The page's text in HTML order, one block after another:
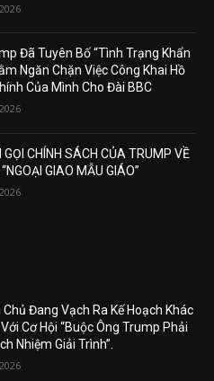
Đã Tuyên Bố “Tình Trạng Khẩn
Ngăn Chặn Việc Công Khai Hồ
Của Mình Cho Đài BBC
GỌI CHÍNH SÁCH CỦA TRUMP VỀ
“NGOẠI GIAO MẪU GIÁO”
Chủ Đang Vạch Ra Kế Hoạch Khác
Cơ Hội “Buộc Ông Trump Phải
Nhiệm Giải Trình”.